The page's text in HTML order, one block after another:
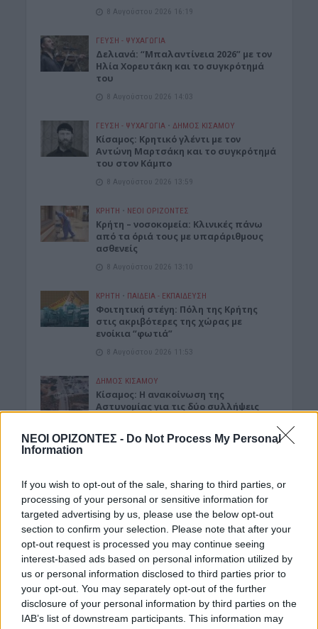
ΝΕΟΙ ΟΡΙΖΟΝΤΕΣ - Do Not Process My Personal
Information
If you wish to opt-out of the sale, sharing to third parties, or
processing of your personal or sensitive information for
targeted advertising by us, please use the below opt-out
section to confirm your selection. Please note that after your
opt-out request is processed you may continue seeing
interest-based ads based on personal information utilized by
us or personal information disclosed to third parties prior to
your opt-out. You may separately opt-out of the further
disclosure of your personal information by third parties on the
IAB’s list of downstream participants. This information may
8 Αυγούστου 2026 16:19
ΓΕΎΣΗ - ΨΥΧΑΓΩΓΊΑ
Δελιανά: “Μπαλαντίνεια 2026” με τον
Ηλία Χορευτάκη και το συγκρότημά
του
8 Αυγούστου 2026 14:03
ΓΕΎΣΗ - ΨΥΧΑΓΩΓΊΑ • ΔΉΜΟΣ ΚΙΣΆΜΟΥ
Kίσαμος: Κρητικό γλέντι με τον
Αντώνη Μαρτσάκη και το συγκρότημά
του στον Κάμπο
8 Αυγούστου 2026 13:59
ΚΡΗΤΗ • ΝΕΟΙ ΟΡΙΖΟΝΤΕΣ
Κρήτη – νοσοκομεία: Κλινικές πάνω
από τα όριά τους με υπαράριθμους
ασθενείς
8 Αυγούστου 2026 13:10
ΚΡΗΤΗ • ΠΑΙΔΕΙΑ - ΕΚΠΑΙΔΕΥΣΗ
Φοιτητική στέγη: Πόλη της Κρήτης
στις ακριβότερες της χώρας με
ενοίκια “φωτιά”
8 Αυγούστου 2026 11:53
ΔΉΜΟΣ ΚΙΣΆΜΟΥ
Κίσαμος: Η ανακοίνωση της
Αστυνομίας για τις δύο συλλήψεις
8 Αυγούστου 2026 11:42
Κίσαμος: «Η πρώτη μας νύχτα» – Μια
ξεχωριστή μουσικοθεατρική
παράσταση
8 Αυγούστου 2026 08:30
ΓΕΎΣΗ - ΨΥΧΑΓΩΓΊΑ • ΔΉΜΟΣ ΚΙΣΆΜΟΥ
Kίσαμος: Κρητική βραδιά με τον Νίκο
Ζωιδάκη στα Τοπόλια
8 Αυγούστου 2026 08:25